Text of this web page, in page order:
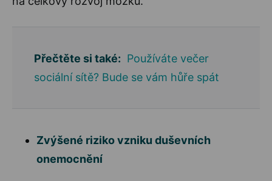
Přečtěte si také: Používáte večer
sociální sítě? Bude se vám hůře spát
Zvýšené riziko vzniku duševních
onemocnění